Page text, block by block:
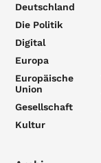
Deutschland
Die Politik
Digital
Europa
Europäische
Union
Gesellschaft
Kultur